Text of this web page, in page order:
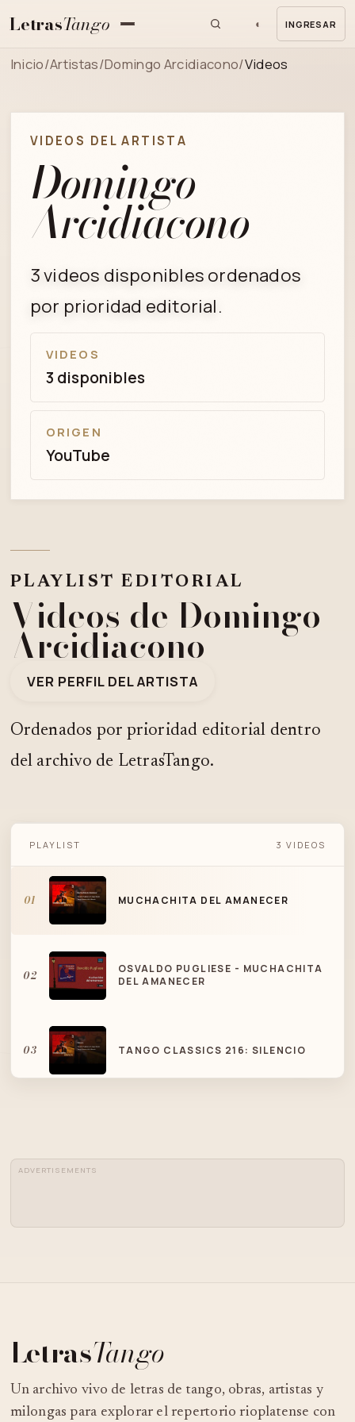
LetrasTango ◐ INGRESAR
Inicio/Artistas/Domingo Arcidiacono/Videos
VIDEOS DEL ARTISTA
Domingo
Arcidiacono
3 videos disponibles ordenados
por prioridad editorial.
VIDEOS
3 disponibles
ORIGEN
YouTube
PLAYLIST EDITORIAL
Videos de Domingo
Arcidiacono
VER PERFIL DEL ARTISTA
Ordenados por prioridad editorial dentro
del archivo de LetrasTango.
MUCHACHITA DEL AMANECER
PLAYLIST 3 VIDEOS
01 MUCHACHITA DEL AMANECER
02
OSVALDO PUGLIESE - MUCHACHITA
DEL AMANECER
03 TANGO CLASSICS 216: SILENCIO
ADVERTISEMENTS
LetrasTango
Un archivo vivo de letras de tango, obras, artistas y
milongas para explorar el repertorio rioplatense con